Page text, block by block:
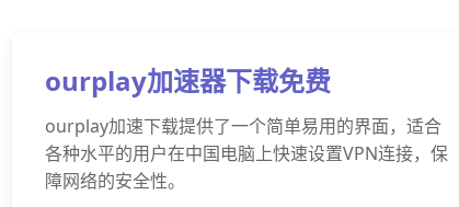
ourplay加速器下载免费
ourplay加速下载提供了一个简单易用的界面，适合
各种水平的用户在中国电脑上快速设置VPN连接，保
障网络的安全性。